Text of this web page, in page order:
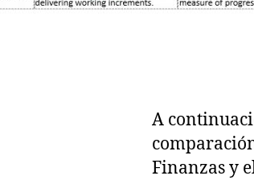
A
Finanzas y